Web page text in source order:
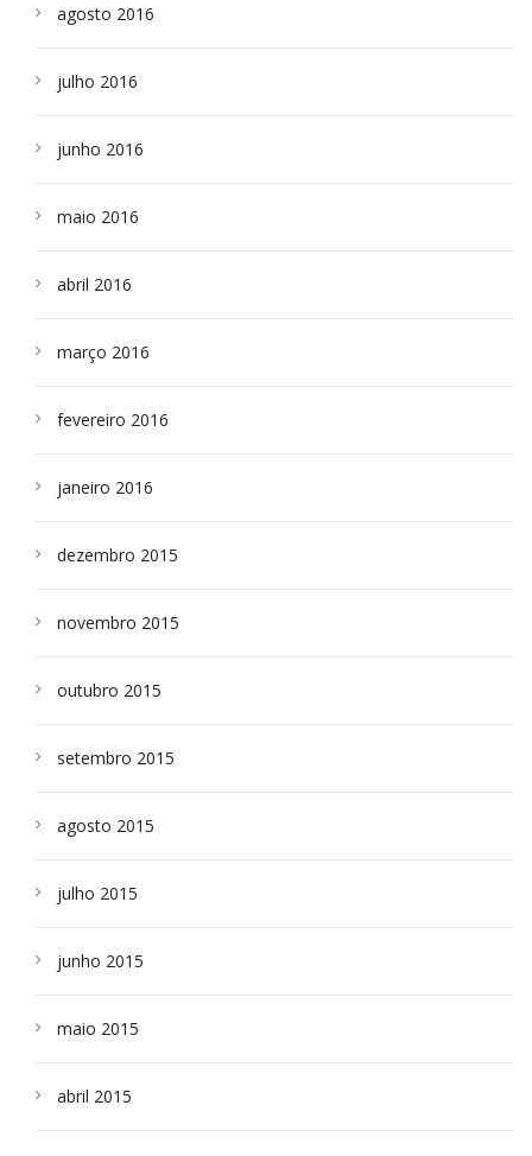
agosto 2016
julho 2016
junho 2016
maio 2016
abril 2016
março 2016
fevereiro 2016
janeiro 2016
dezembro 2015
novembro 2015
outubro 2015
setembro 2015
agosto 2015
julho 2015
junho 2015
maio 2015
abril 2015